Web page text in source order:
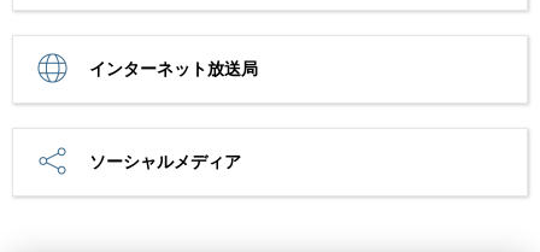
インターネット放送局
ソーシャルメディア